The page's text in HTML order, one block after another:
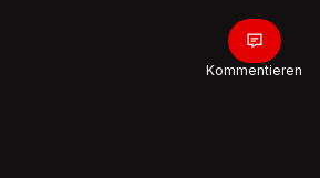
Kommentieren